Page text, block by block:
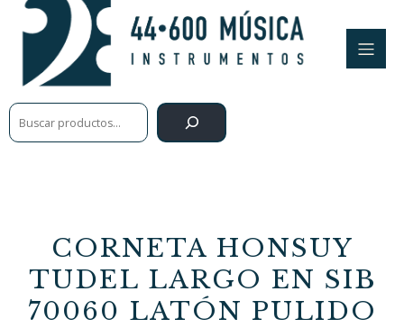
Buscar
CORNETA HONSUY
TUDEL LARGO EN SIB
70060 LATÓN PULIDO